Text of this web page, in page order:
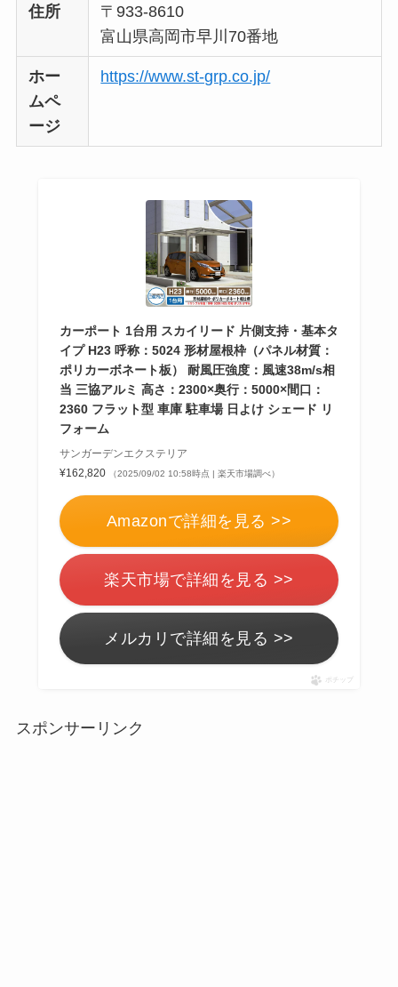
住所
〒933-8610
富山県高岡市早川70番地
ホー
ムペ
ージ
https://www.st-grp.co.jp/
カーポート 1台用 スカイリード 片側支持・基本タ
イプ H23 呼称：5024 形材屋根枠（パネル材質：
ポリカーボネート板） 耐風圧強度：風速38m/s相
当 三協アルミ 高さ：2300×奥行：5000×間口：
2360 フラット型 車庫 駐車場 日よけ シェード リ
フォーム
サンガーデンエクステリア
¥162,820
（2025/09/02 10:58時点 | 楽天市場調べ）
Amazonで詳細を見る >>
楽天市場で詳細を見る >>
メルカリで詳細を見る >>
ポチップ
スポンサーリンク